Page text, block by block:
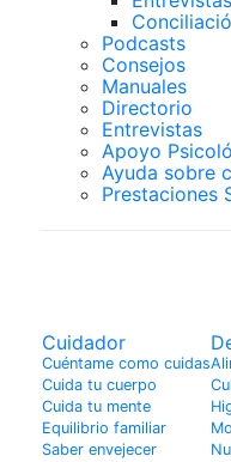
Podcasts
Consejos
Manuales
Directorio
Entrevistas
Apoyo
Ayuda sobre
Prestaciones
Cuidador
Cuéntame como cuidas
Cuida tu cuerpo
Cuida tu mente
Equilibrio familiar
Saber envejecer